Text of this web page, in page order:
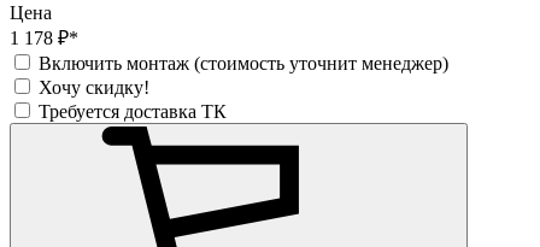
Цена
1 178 ₽*
Включить монтаж (стоимость уточнит менеджер)
Хочу скидку!
Требуется доставка ТК